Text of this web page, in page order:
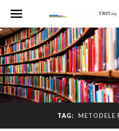
TAG: METODELE